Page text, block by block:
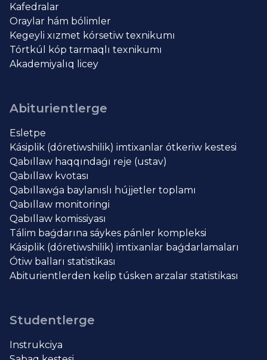
Kafedralar
Oraylar hám bólimler
Kegeyli xızmet kórsetiw texnikumı
Tórtkúl kóp tarmaqlı texnikumı
Akademiyalıq licey
Abiturientlerge
Esletpe
Kásiplik (dóretiwshilik) imtixanlar ótkeriw kestesi
Qabıllaw haqqındaǵı reje (ustav)
Qabıllaw kvotası
Qabıllawǵa baylanıslı hújjetler toplamı
Qabıllaw monitoringi
Qabıllaw komissiyası
Tálim baǵdarına sáykes pánler kompleksi
Kásiplik (dóretiwshilik) imtixanlar baǵdarlamaları
Ótiw balları statistikası
Abiturientlerden kelip túsken arzalar statistikası
Studentlerge
Instrukciya